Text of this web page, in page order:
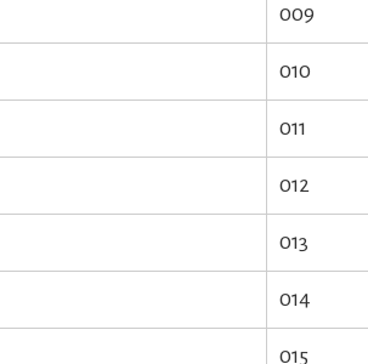
009
010
011
012
013
014
015